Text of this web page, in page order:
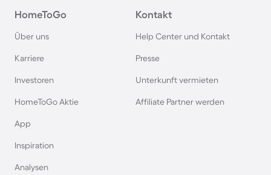
HomeToGo
Über uns
Karriere
Investoren
HomeToGo Aktie
App
Inspiration
Analysen
Kontakt
Help Center und Kontakt
Presse
Unterkunft vermieten
Affiliate Partner werden